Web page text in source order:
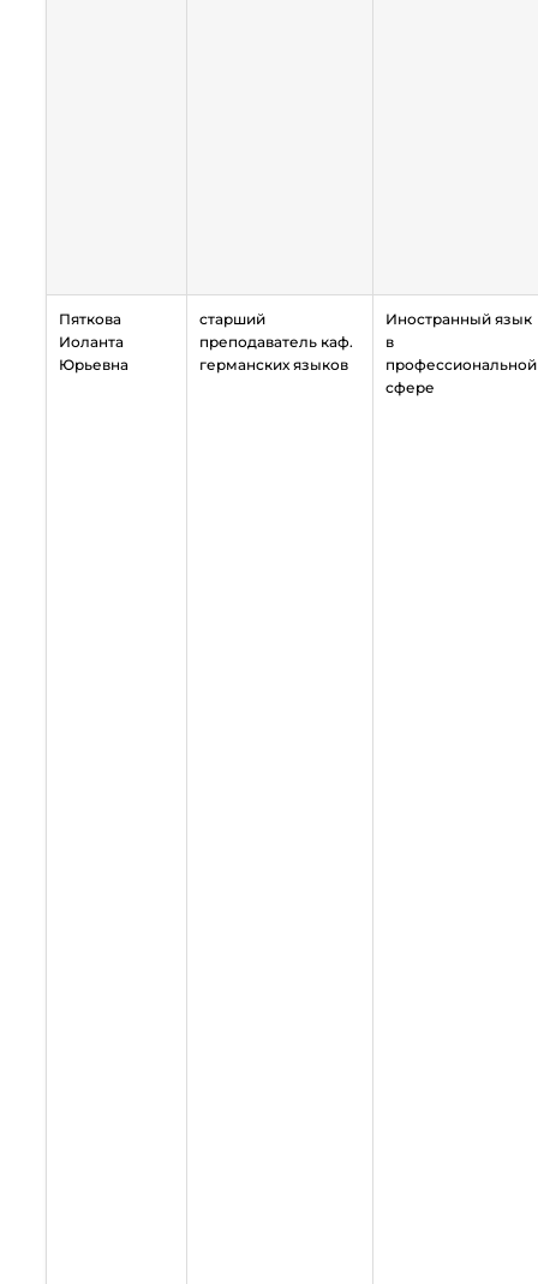
Пяткова
Иоланта
Юрьевна
старший
преподаватель каф.
германских языков
Иностранный язык
в
профессиональной
сфере